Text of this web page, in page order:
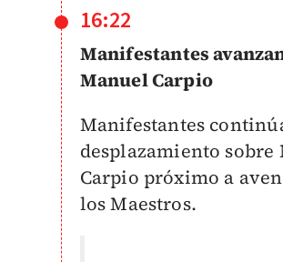
16:22
Manifestantes
Manuel Carpio
Manifestantes
desplazamiento sobre
Carpio próximo a
los Maestros.